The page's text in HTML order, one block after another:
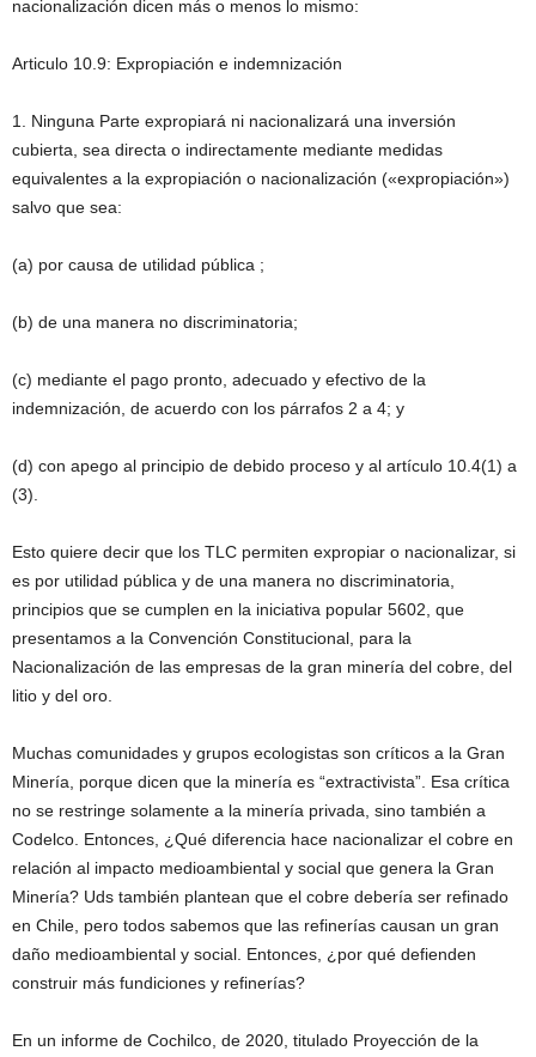
nacionalización dicen más o menos lo mismo:
Articulo 10.9: Expropiación e indemnización
1. Ninguna Parte expropiará ni nacionalizará una inversión
cubierta, sea directa o indirectamente mediante medidas
equivalentes a la expropiación o nacionalización («expropiación»)
salvo que sea:
(a) por causa de utilidad pública ;
(b) de una manera no discriminatoria;
(c) mediante el pago pronto, adecuado y efectivo de la
indemnización, de acuerdo con los párrafos 2 a 4; y
(d) con apego al principio de debido proceso y al artículo 10.4(1) a
(3).
Esto quiere decir que los TLC permiten expropiar o nacionalizar, si
es por utilidad pública y de una manera no discriminatoria,
principios que se cumplen en la iniciativa popular 5602, que
presentamos a la Convención Constitucional, para la
Nacionalización de las empresas de la gran minería del cobre, del
litio y del oro.
Muchas comunidades y grupos ecologistas son críticos a la Gran
Minería, porque dicen que la minería es “extractivista”. Esa crítica
no se restringe solamente a la minería privada, sino también a
Codelco. Entonces, ¿Qué diferencia hace nacionalizar el cobre en
relación al impacto medioambiental y social que genera la Gran
Minería? Uds también plantean que el cobre debería ser refinado
en Chile, pero todos sabemos que las refinerías causan un gran
daño medioambiental y social. Entonces, ¿por qué defienden
construir más fundiciones y refinerías?
En un informe de Cochilco, de 2020, titulado Proyección de la